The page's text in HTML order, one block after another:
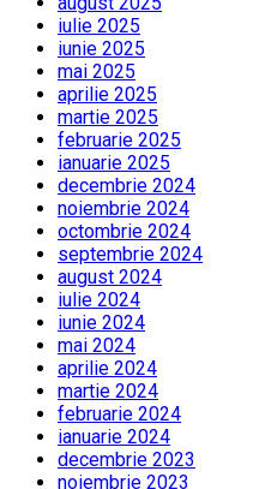
iulie 2025
iunie 2025
mai 2025
aprilie 2025
martie 2025
februarie 2025
ianuarie 2025
decembrie 2024
noiembrie 2024
octombrie 2024
septembrie 2024
august 2024
iulie 2024
iunie 2024
mai 2024
aprilie 2024
martie 2024
februarie 2024
ianuarie 2024
decembrie 2023
noiembrie 2023